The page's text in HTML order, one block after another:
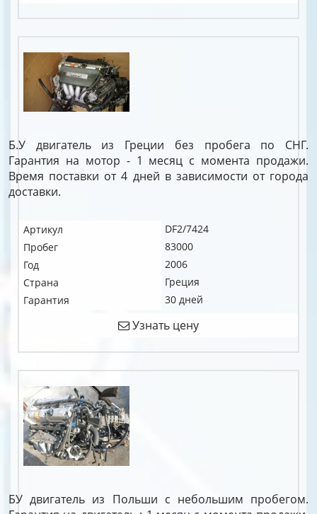
Б.У двигатель из Греции без пробега по СНГ.
Гарантия на мотор - 1 месяц с момента продажи.
Время поставки от 4 дней в зависимости от города
доставки.
Артикул
DF2/7424
Пробег
83000
Год
2006
Страна
Греция
Гарантия
30 дней
Узнать цену
БУ двигатель из Польши с небольшим пробегом.